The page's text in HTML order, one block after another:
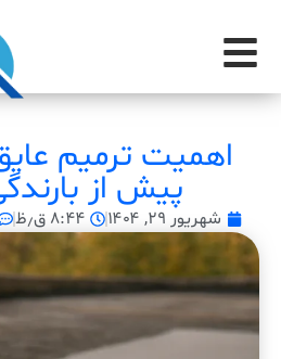
اهمیت ترمیم
پیش از
شهریور ۲۹, ۱۴۰۴ ۸:۴۴ ق٫ظ